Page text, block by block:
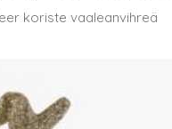
koriste vaaleanvihreä